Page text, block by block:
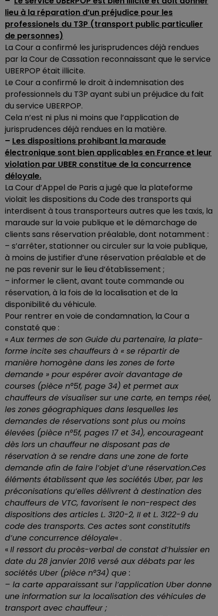
lieu à la réparation d’un préjudice pour les
professionels du T3P (transport public particulier
de personnes)
La Cour a confirmé les jurisprudences déjà rendues
par la Cour de Cassation reconnaissant que le service
UBERPOP était illicite.
Le Cour a confirmé le droit à indemnisation des
professionnels du T3P ayant subi un préjudice du fait
du service UBERPOP.
Cela n’est ni plus ni moins que l’application de
jurisprudences déjà rendues en la matière.
– Les dispositions prohibant la maraude
électronique sont bien applicables en France et leur
violation par UBER constitue de la concurrence
déloyale.
La Cour d’Appel de Paris a jugé que la plateforme
violait les dispositions du Code des transports qui
interdisent à tous transporteurs autres que les taxis, la
maraude sur la voie publique et le démarchage de
clients sans réservation préalable, dont notamment :
– s’arrêter, stationner ou circuler sur la voie publique,
à moins de justifier d’une réservation préalable et de
ne pas revenir sur le lieu d’établissement ;
– informer le client, avant toute commande ou
réservation, à la fois de la localisation et de la
disponibilité du véhicule.
Pour rentrer en voie de condamnation, la Cour a
constaté que :
«Aux termes de son Guide du partenaire, la plate-
forme incite ses chauffeurs à « se répartir de
manière homogène dans les zones de forte
demande » pour espérer avoir davantage de
courses (pièce n°5f, page 34) et permet aux
chauffeurs de visualiser sur une carte, en temps réel,
les zones géographiques dans lesquelles les
demandes de réservations sont plus ou moins
élevées (pièce n°5f, pages 17 et 34), encourageant
dès lors un chauffeur ne disposant pas de
réservation à se rendre dans une zone de forte
demande afin de faire l’objet d’une réservation.Ces
éléments établissent que les sociétés Uber, par les
préconisations qu’elles délivrent à destination des
chauffeurs de VTC, favorisent le non-respect des
dispositions des articles L. 3120-2, II et L. 3122-9 du
code des transports. Ces actes sont constitutifs
d’une concurrence déloyale« .
«Il ressort du procès-verbal de constat d’huissier en
date du 28 janvier 2016 versé aux débats par les
sociétés Uber (pièce n°34) que :
– la carte apparaissant sur l’application Uber donne
une information sur la localisation des véhicules de
transport avec chauffeur ;